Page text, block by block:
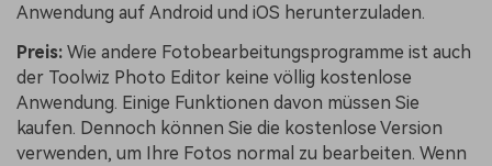
Anwendung auf Android und iOS herunterzuladen.
Preis: Wie andere Fotobearbeitungsprogramme ist auch
der Toolwiz Photo Editor keine völlig kostenlose
Anwendung. Einige Funktionen davon müssen Sie
kaufen. Dennoch können Sie die kostenlose Version
verwenden, um Ihre Fotos normal zu bearbeiten. Wenn